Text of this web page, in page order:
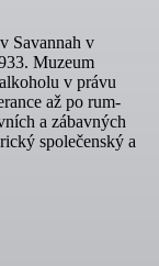
Savannah v
Muzeum
v právu
až po rum-
a zábavných
společenský a